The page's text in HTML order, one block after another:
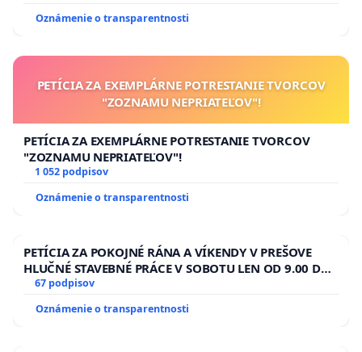
Oznámenie o transparentnosti
PETÍCIA ZA EXEMPLÁRNE POTRESTANIE TVORCOV
"ZOZNAMU NEPRIATEĽOV"!
PETÍCIA ZA EXEMPLÁRNE POTRESTANIE TVORCOV
"ZOZNAMU NEPRIATEĽOV"!
1 052 podpisov
Oznámenie o transparentnosti
PETÍCIA ZA POKOJNÉ RÁNA A VÍKENDY V PREŠOVE
HLUČNÉ STAVEBNÉ PRÁCE V SOBOTU LEN OD 9.00 DO
13.00 HOD., CEZ PRACOVNÝ TÝŽDEŇ CIEĽ 8.00 – 18.00
ĎUMBIERSKEJ/MAGU
67 podpisov
Oznámenie o transparentnosti